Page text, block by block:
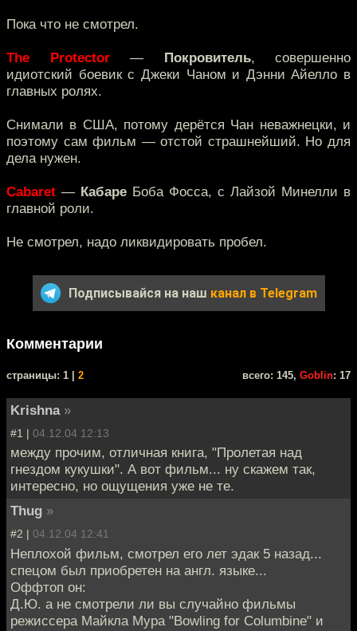
Пока что не смотрел.
The Protector— Покровитель, совершенно
идиотский боевик с Джеки Чаном и Дэнни Айелло в
главных ролях.
Снимали в США, потому дерётся Чан неважнецки, и
поэтому сам фильм — отстой страшнейший. Но для
дела нужен.
Cabaret — Кабаре Боба Фосса, с Лайзой Минелли в
главной роли.
Не смотрел, надо ликвидировать пробел.
Подписывайся на наш канал в Telegram
Комментарии
cтраницы: 1 | 2 всего: 145, Goblin: 17
Krishna »
#1 | 04.12.04 12:13
между прочим, отличная книга, "Пролетая над
гнездом кукушки". А вот фильм... ну скажем так,
интересно, но ощущения уже не те.
Thug »
#2 | 04.12.04 12:41
Неплохой фильм, смотрел его лет эдак 5 назад...
спецом был приобретен на англ. языке...
Оффтоп он:
Д.Ю. а не смотрели ли вы случайно фильмы
режиссера Майкла Мура "Bowling for Columbine" и